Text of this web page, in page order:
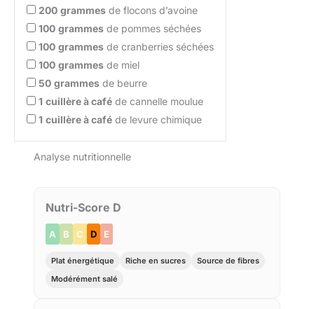
200 grammes de flocons d’avoine
100 grammes de pommes séchées
100 grammes de cranberries séchées
100 grammes de miel
50 grammes de beurre
1 cuillère à café de cannelle moulue
1 cuillère à café de levure chimique
Analyse nutritionnelle
Nutri-Score D
A B C D E
Plat énergétique Riche en sucres
Source de fibres
Modérément salé